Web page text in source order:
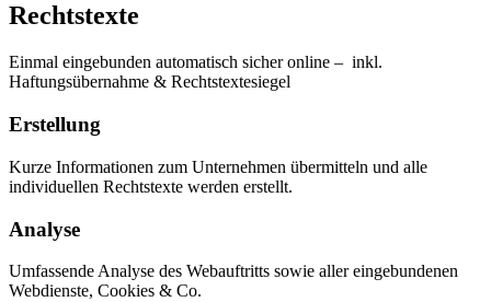
Rechtstexte
Einmal eingebunden automatisch sicher online – inkl.
Haftungsübernahme & Rechtstextesiegel
Erstellung
Kurze Informationen zum Unternehmen übermitteln und alle
individuellen Rechtstexte werden erstellt.
Analyse
Umfassende Analyse des Webauftritts sowie aller eingebundenen
Webdienste, Cookies & Co.